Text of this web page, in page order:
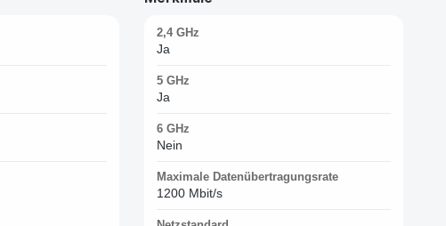
2,4 GHz
Ja
5 GHz
Ja
6 GHz
Nein
Maximale Datenübertragungsrate
1200 Mbit/s